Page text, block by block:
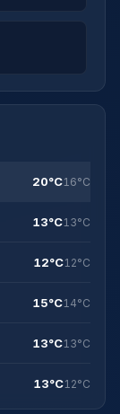
20°C16°C
13°C13°C
12°C12°C
15°C14°C
13°C13°C
13°C12°C